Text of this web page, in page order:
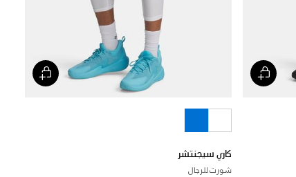
كاري سيجنتشر
شورت للرجال